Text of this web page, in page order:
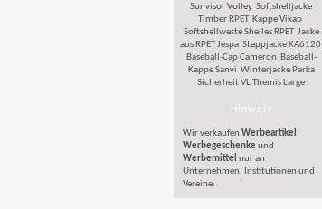
Sunvisor Volley Softshelljacke
Timber RPET Kappe Vikap
Softshellweste Shelles RPET Jacke
aus RPET Jespa Steppjacke KA6120
Baseball-Cap Cameron Baseball-
Kappe Sanvi Winterjacke Parka
Sicherheit VL Themis Large
Hinweis
Wir verkaufen Werbeartikel ,
Werbegeschenkeund
Werbemittel nur an
Unternehmen, Institutionen und
Vereine.